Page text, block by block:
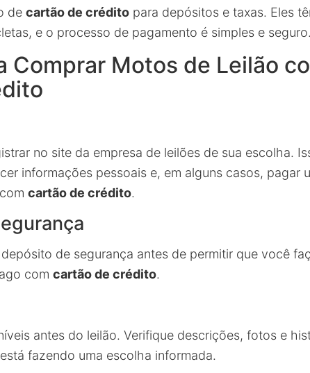
de cartão de crédito para depósitos e taxas. Eles
e o processo de pagamento é simples e seguro.
Comprar Motos de Leilão
no site da empresa de leilões de sua escolha.
informações pessoais e, em alguns casos, pagar
cartão de crédito.
de segurança antes de permitir que você
com cartão de crédito.
antes do leilão. Verifique descrições, fotos e
fazendo uma escolha informada.